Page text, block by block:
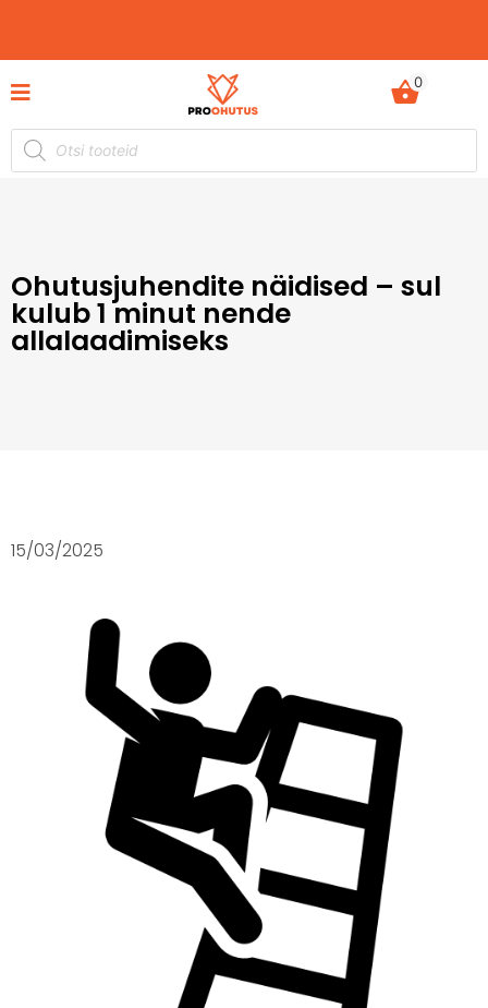
ProOhutus ja Ergonoomika Keskus Tallinnas,
Värvi 5
0
Ohutusjuhendite näidised – sul
kulub 1 minut nende
allalaadimiseks
15/03/2025